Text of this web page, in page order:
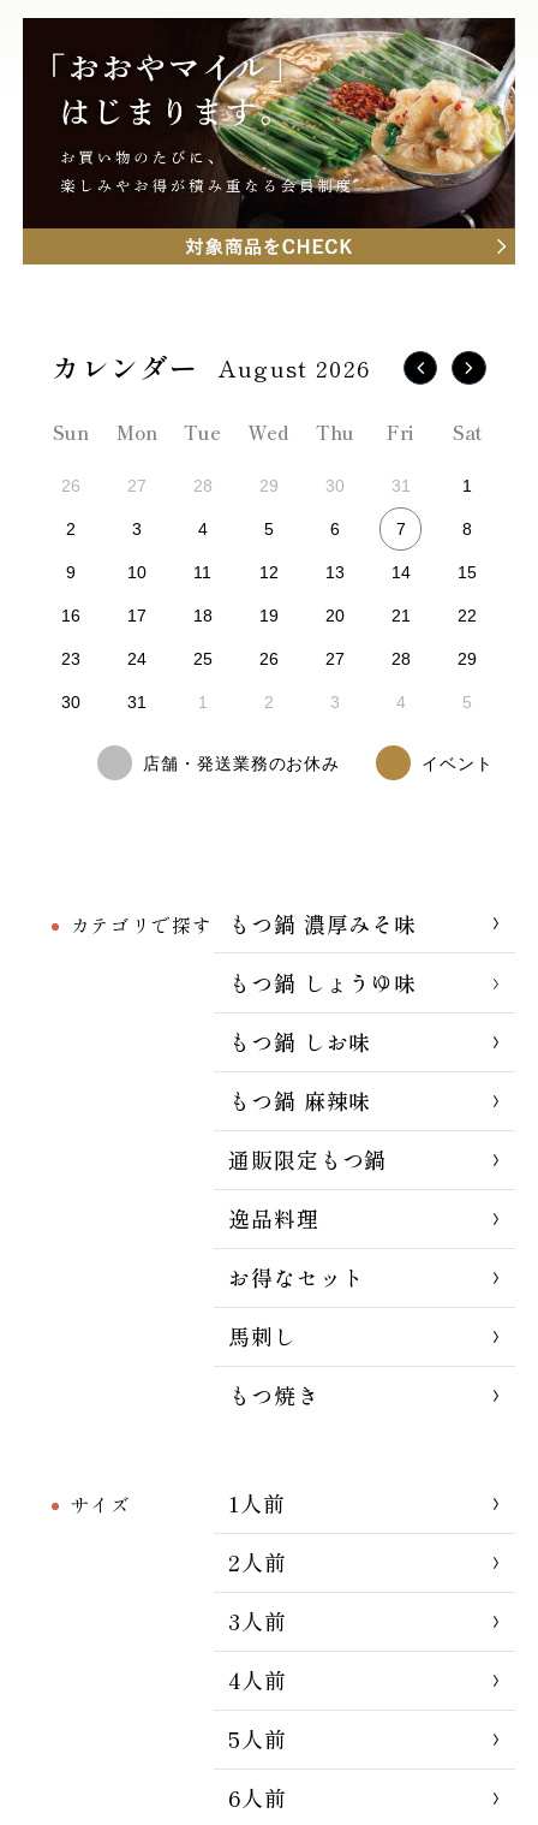
カテゴリで探す
もつ鍋 濃厚みそ味
もつ鍋 しょうゆ味
もつ鍋 しお味
もつ鍋 麻辣味
通販限定もつ鍋
逸品料理
お得なセット
馬刺し
もつ焼き
サイズ
1人前
2人前
3人前
4人前
5人前
6人前
August 2026
Sun Mon Tue Wed Thu Fri Sat
26 27 28 29 30 31 1
2 3 4 5 6 7 8
9 10 11 12 13 14 15
16 17 18 19 20 21 22
23 24 25 26 27 28 29
30 31 1 2 3 4 5
店舗・発送業務のお休み イベント